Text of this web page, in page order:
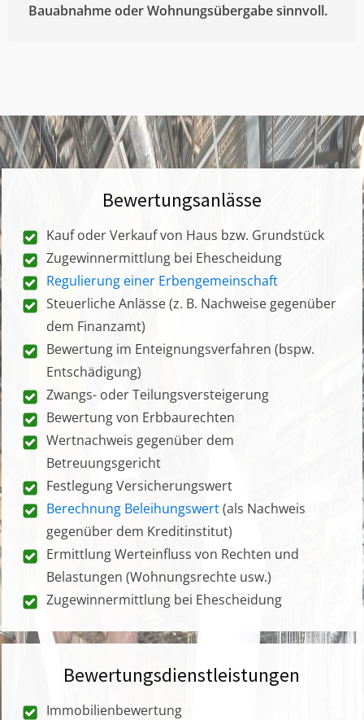
Bauabnahme oder Wohnungsübergabe sinnvoll.
Bewertungsanlässe
Kauf oder Verkauf von Haus bzw. Grundstück
Zugewinnermittlung bei Ehescheidung
Regulierung einer Erbengemeinschaft
Steuerliche Anlässe (z. B. Nachweise gegenüber
dem Finanzamt)
Bewertung im Enteignungsverfahren (bspw.
Entschädigung)
Zwangs- oder Teilungsversteigerung
Bewertung von Erbbaurechten
Wertnachweis gegenüber dem
Betreuungsgericht
Festlegung Versicherungswert
Berechnung Beleihungswert(als Nachweis
gegenüber dem Kreditinstitut)
Ermittlung Werteinfluss von Rechten und
Belastungen (Wohnungsrechte usw.)
Zugewinnermittlung bei Ehescheidung
Bewertungsdienstleistungen
Immobilienbewertung